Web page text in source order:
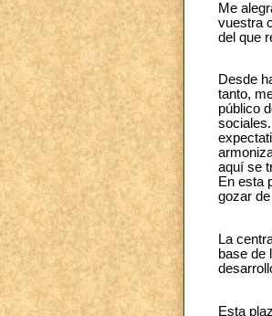
Me
vuestra
del que
Desde
tanto,
público
aquí se
En esta
gozar
La
base de
Esta